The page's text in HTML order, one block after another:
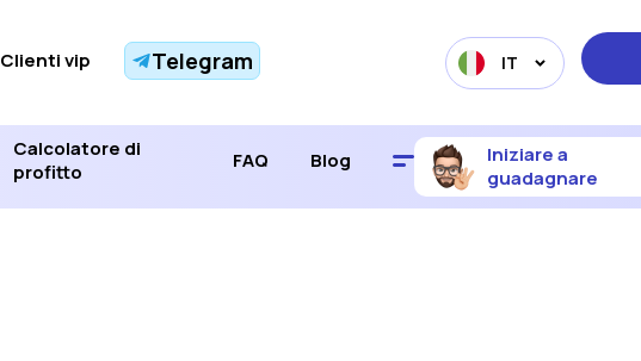
IT
Calcolatore di
profitto
FAQ Blog
Clienti vip Telegram
Iniziare a
guadagnare